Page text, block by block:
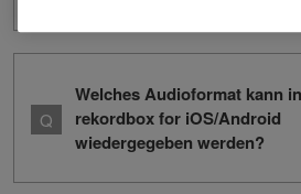
Welches Audioformat kann in
rekordbox for iOS/Android
wiedergegeben werden?